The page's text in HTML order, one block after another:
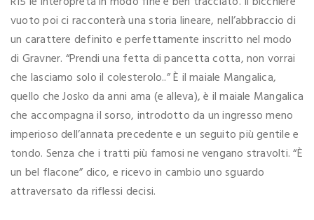
vuoto poi ci racconterà una storia lineare, nell’abbraccio di
un carattere definito e perfettamente inscritto nel modo
di Gravner. “Prendi una fetta di pancetta cotta, non vorrai
che lasciamo solo il colesterolo..” È il maiale Mangalica,
quello che Josko da anni ama (e alleva), è il maiale Mangalica
che accompagna il sorso, introdotto da un ingresso meno
imperioso dell’annata precedente e un seguito più gentile e
tondo. Senza che i tratti più famosi ne vengano stravolti. “È
un bel flacone” dico, e ricevo in cambio uno sguardo
attraversato da riflessi decisi.